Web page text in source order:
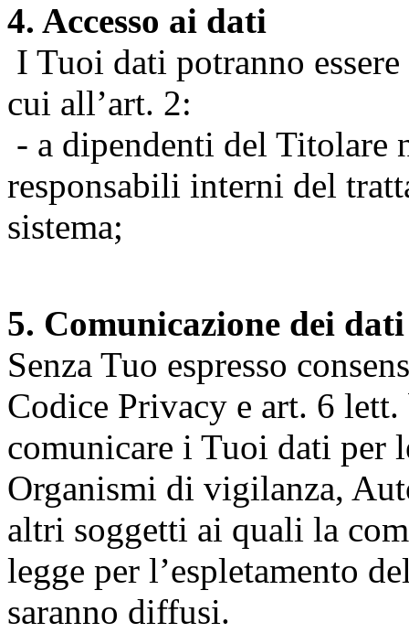
4. Accesso ai dati
I Tuoi dati potranno
cui all’art. 2:
- a dipendenti del Titolare
responsabili interni del
sistema;
5. Comunicazione dei dati
Senza Tuo espresso
Codice Privacy e art. 6
comunicare i Tuoi dati per
Organismi di vigilanza,
altri soggetti ai quali la
legge per l’espletamento
saranno diffusi.